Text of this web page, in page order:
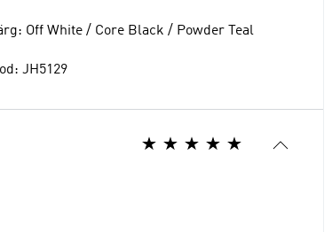
Off White / Core Black / Powder Teal
JH5129